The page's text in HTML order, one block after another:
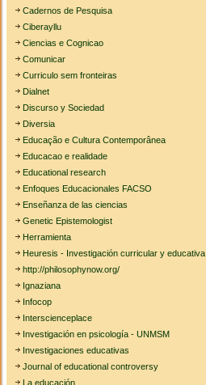
Cadernos de Pesquisa
Ciberayllu
Ciencias e Cognicao
Comunicar
Curriculo sem fronteiras
Dialnet
Discurso y Sociedad
Diversia
Educação e Cultura Contemporânea
Educacao e realidade
Educational research
Enfoques Educacionales FACSO
Enseñanza de las ciencias
Genetic Epistemologist
Herramienta
Heuresis - Investigación curricular y educativa
http://philosophynow.org/
Ignaziana
Infocop
Interscienceplace
Investigación en psicología - UNMSM
Investigaciones educativas
Journal of educational controversy
La educación